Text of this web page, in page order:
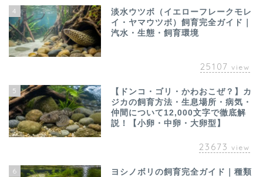
4
淡水ウツボ（イエローフレークモレ
イ・ヤマウツボ）飼育完全ガイド｜
汽水・生態・飼育環境
25107 view
5
【ドンコ・ゴリ・かわおこぜ？】カ
ジカの飼育方法・生息場所・病気・
仲間について12,000文字で徹底解
説！【小卵・中卵・大卵型】
23673 view
6
ヨシノボリの飼育完全ガイド｜種類